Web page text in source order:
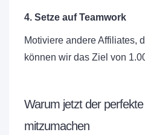
4. Setze auf Teamwork
Motiviere andere Affiliates,
können wir das Ziel von
Warum jetzt der
mitzumachen